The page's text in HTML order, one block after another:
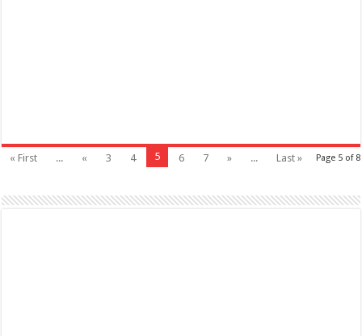
Page 5 of 8
« First ... « 3 4 5 6 7 » ... Last »